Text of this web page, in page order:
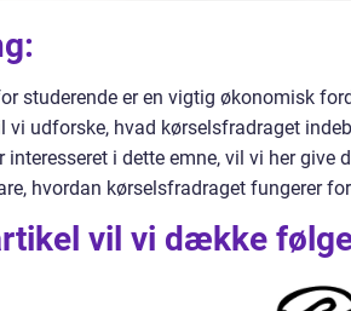
studerende er en vigtig økonomisk
vi udforske, hvad kørselsfradraget
interesseret i dette emne, vil vi her
hvordan kørselsfradraget fungerer
vil vi dække